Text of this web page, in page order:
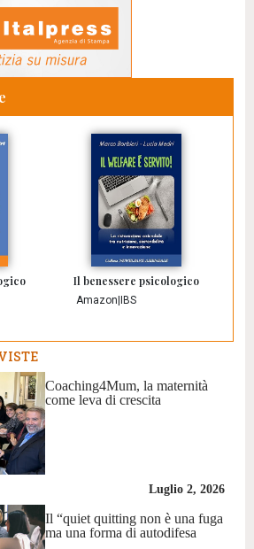
Il benessere psicologico
Amazon IBS
Coaching4Mum, la maternità
come leva di crescita
Luglio 2, 2026
Il “quiet quitting non è una fuga
ma una forma di autodifesa